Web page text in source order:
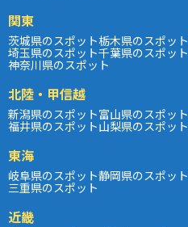
関東
茨城県のスポット栃木県のスポット
埼玉県のスポット千葉県のスポット
神奈川県のスポット
北陸・甲信越
新潟県のスポット富山県のスポット
福井県のスポット山梨県のスポット
東海
岐阜県のスポット静岡県のスポット
三重県のスポット
近畿